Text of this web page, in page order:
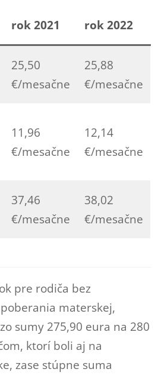
rok 2021 rok 2022
25,50
€/mesačne
25,88
€/mesačne
11,96
€/mesačne
12,14
€/mesačne
37,46
€/mesačne
38,02
€/mesačne
pre rodiča bez
materskej,
sumy 275,90 eura na 280
ktorí boli aj na
zase stúpne suma